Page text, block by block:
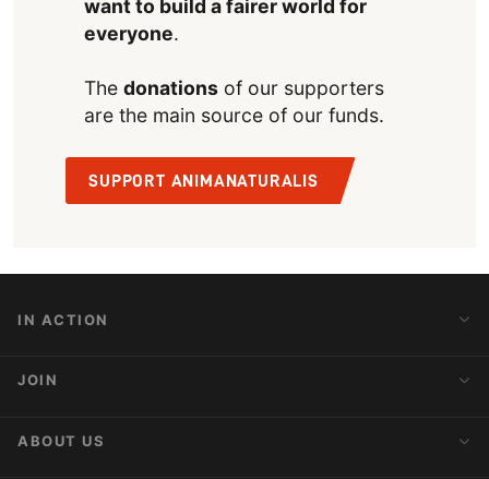
want to build a fairer world for
everyone.
The donationsof our supporters
are the main source of our funds.
SUPPORT ANIMANATURALIS
IN ACTION
Action Alerts
JOIN
Activist Network
ABOUT US